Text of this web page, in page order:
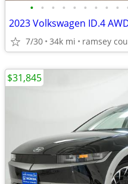
• • • • • • • • •
2023 Volkswagen ID.4
7/30 34k mi ramsey
$31,845